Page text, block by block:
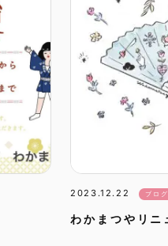
2023.12.22 ブログ
わかまつやリニ